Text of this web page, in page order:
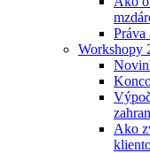
Práva
Workshopy
Ako